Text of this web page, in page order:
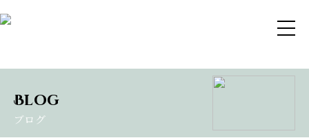
Blog
ブログ